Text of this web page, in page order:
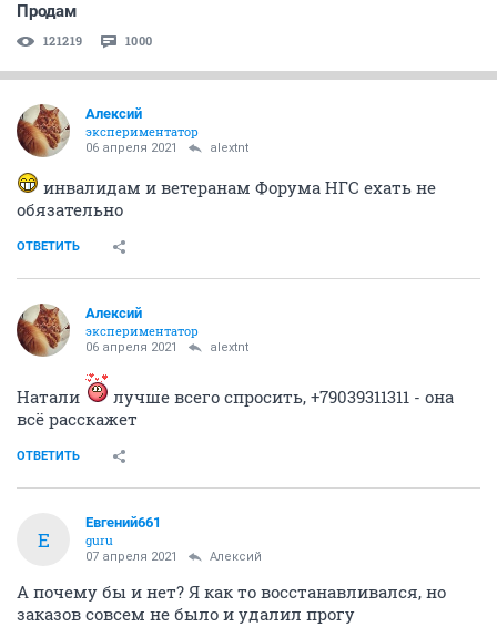
Продам
121219 1000
Алексий
экспериментатор
06 апреля 2021 alextnt
инвалидам и ветеранам Форума НГС ехать не
обязательно
ОТВЕТИТЬ
Алексий
экспериментатор
06 апреля 2021 alextnt
Натали
лучше всего спросить, +79039311311 - она
всё расскажет
ОТВЕТИТЬ
Е
Евгений661
guru
07 апреля 2021 Алексий
А почему бы и нет? Я как то восстанавливался, но
заказов совсем не было и удалил прогу